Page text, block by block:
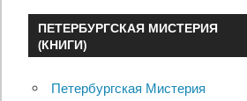
ПЕТЕРБУРГСКАЯ МИСТЕРИЯ
(КНИГИ)
Петербургская Мистерия